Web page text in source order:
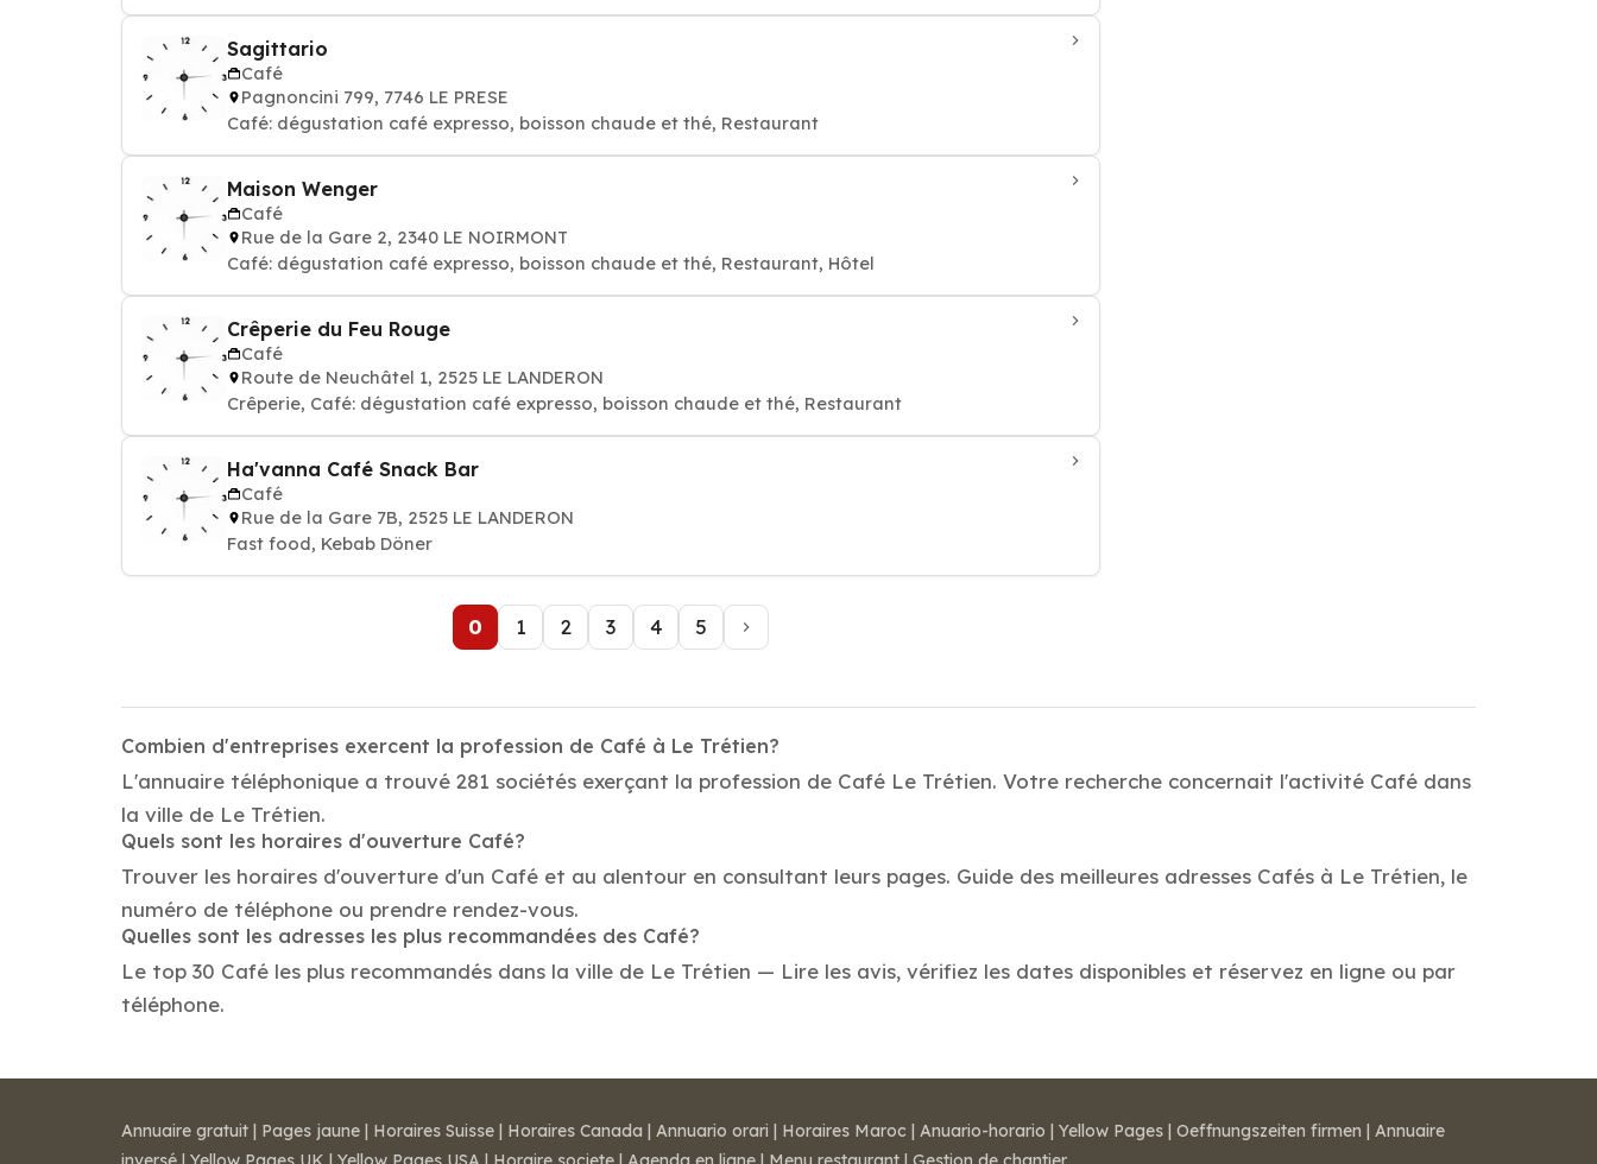
Sagittario
Café
Pagnoncini 799, 7746 LE PRESE
Café: dégustation café expresso, boisson chaude et thé, Restaurant
Maison Wenger
Café
Rue de la Gare 2, 2340 LE NOIRMONT
Café: dégustation café expresso, boisson chaude et thé, Restaurant, Hôtel
Crêperie du Feu Rouge
Café
Route de Neuchâtel 1, 2525 LE LANDERON
Crêperie, Café: dégustation café expresso, boisson chaude et thé, Restaurant
Ha'vanna Café Snack Bar
Café
Rue de la Gare 7B, 2525 LE LANDERON
Fast food, Kebab Döner
0 1 2 3 4 5
Combien d'entreprises exercent la profession de Café à Le Trétien?
L'annuaire téléphonique a trouvé 281 sociétés exerçant la profession de Café Le Trétien. Votre recherche concernait l'activité Café dans
la ville de Le Trétien.
Quels sont les horaires d'ouverture Café?
Trouver les horaires d'ouverture d'un Café et au alentour en consultant leurs pages. Guide des meilleures adresses Cafés à Le Trétien, le
numéro de téléphone ou prendre rendez-vous.
Quelles sont les adresses les plus recommandées des Café?
Le top 30 Café les plus recommandés dans la ville de Le Trétien — Lire les avis, vérifiez les dates disponibles et réservez en ligne ou par
téléphone.
Annuaire gratuit | Pages jaune | Horaires Suisse | Horaires Canada | Annuario orari | Horaires Maroc | Anuario-horario | Yellow Pages | Oeffnungszeiten firmen | Annuaire